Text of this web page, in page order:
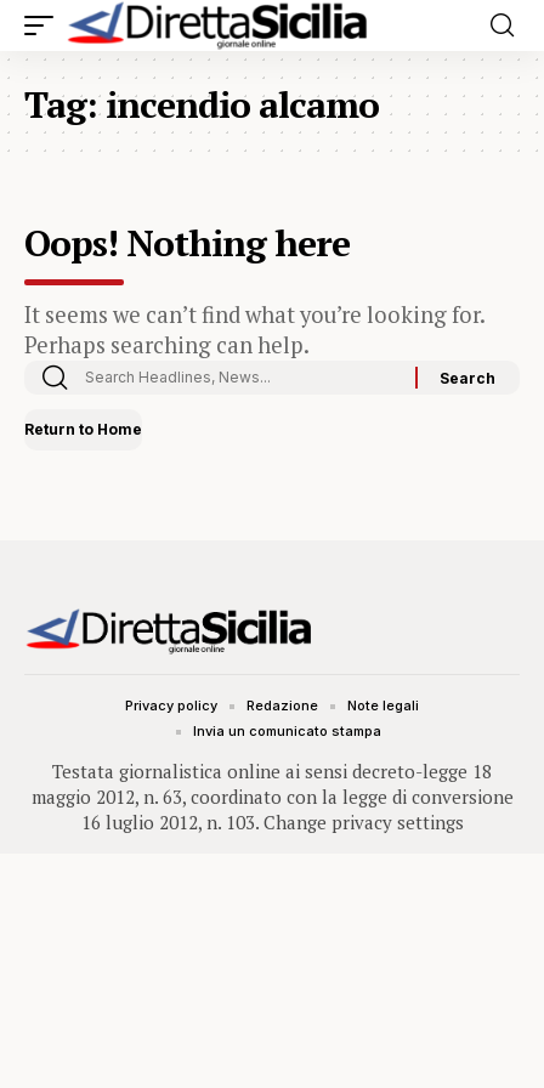
Tag:incendio alcamo
Oops! Nothing here
It seems we can’t find what you’re looking for.
Perhaps searching can help.
Return to Home
Testata giornalistica online ai sensi decreto-legge 18
maggio 2012, n. 63, coordinato con la legge di conversione
16 luglio 2012, n. 103. Change privacy settings
Privacy policy Redazione
Note legali
Invia un comunicato stampa